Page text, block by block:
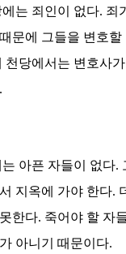
는 죄인이 없다.
문에 그들을 변호
천당에서는 변호사
아픈 자들이 없다
지옥에 가야 한다.
한다. 죽어야 할 자
아니기 때문이다.